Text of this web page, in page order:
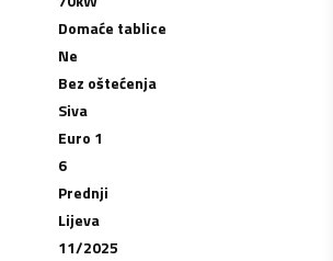
Domaće tablice
Ne
Bez oštećenja
Siva
Euro 1
6
Prednji
Lijeva
11/2025